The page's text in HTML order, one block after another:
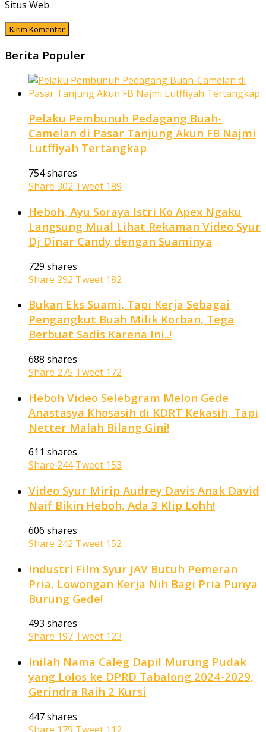
Situs Web
Berita Populer
Pelaku Pembunuh Pedagang Buah-
Camelan di Pasar Tanjung Akun FB Najmi
Lutffiyah Tertangkap
754 shares
Share 302 Tweet 189
Heboh, Ayu Soraya Istri Ko Apex Ngaku
Langsung Mual Lihat Rekaman Video Syur
Dj Dinar Candy dengan Suaminya
729 shares
Share 292 Tweet 182
Bukan Eks Suami, Tapi Kerja Sebagai
Pengangkut Buah Milik Korban, Tega
Berbuat Sadis Karena Ini..!
688 shares
Share 275 Tweet 172
Heboh Video Selebgram Melon Gede
Anastasya Khosasih di KDRT Kekasih, Tapi
Netter Malah Bilang Gini!
611 shares
Share 244 Tweet 153
Video Syur Mirip Audrey Davis Anak David
Naif Bikin Heboh, Ada 3 Klip Lohh!
606 shares
Share 242 Tweet 152
Industri Film Syur JAV Butuh Pemeran
Pria, Lowongan Kerja Nih Bagi Pria Punya
Burung Gede!
493 shares
Share 197 Tweet 123
Inilah Nama Caleg Dapil Murung Pudak
yang Lolos ke DPRD Tabalong 2024-2029,
Gerindra Raih 2 Kursi
447 shares